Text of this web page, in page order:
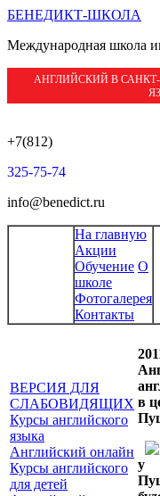
БЕНЕДИКТ-ШКОЛА
Международная школа
АНГЛИЙСКИЙ В
+7(812)
325-75-74
info@benedict.ru
На главную
Акции
Обучение О
школе
Фотогалерея
Контакты
ВЕРСИЯ ДЛЯ
СЛАБОВИДЯЩИХ
Курсы английского
языка
Английский онлайн
Курсы английского
для детей
в
у